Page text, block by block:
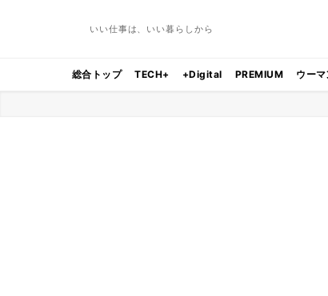
いい仕事は、いい暮らしから
総合トップ TECH+ +Digital PREMIUM ウーマ